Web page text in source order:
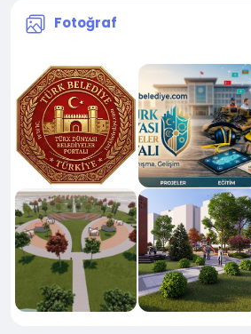
Fotoğraf